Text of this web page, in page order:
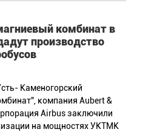
комбинат в
производство
Каменогорский
компания Aubert &
Airbus заключили
на мощностях УКТМК